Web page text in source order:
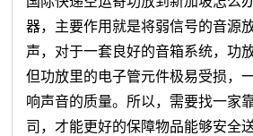
器，主要作用就是将弱信号的音源
声，对于一套良好的音箱系统，功
但功放里的电子管元件极易受损，
响声音的质量。所以，需要找一家
司，才能更好的保障物品能够安全